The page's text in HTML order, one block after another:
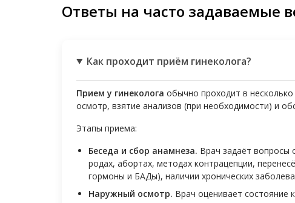
Ответы на часто задаваемые
Как проходит приём гинеколога?
Прием у гинеколога обычно проходит в
осмотр, взятие анализов (при необходимости) и
Этапы приема:
Беседа и сбор анамнеза. Врач задаёт вопросы
родах, абортах, методах контрацепции,
гормоны и БАДы), наличии хронических
Наружный осмотр. Врач оценивает